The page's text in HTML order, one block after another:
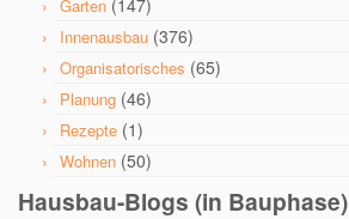
Garten (147)
Innenausbau (376)
Organisatorisches (65)
Planung (46)
Rezepte (1)
Wohnen (50)
Hausbau-Blogs (in Bauphase)